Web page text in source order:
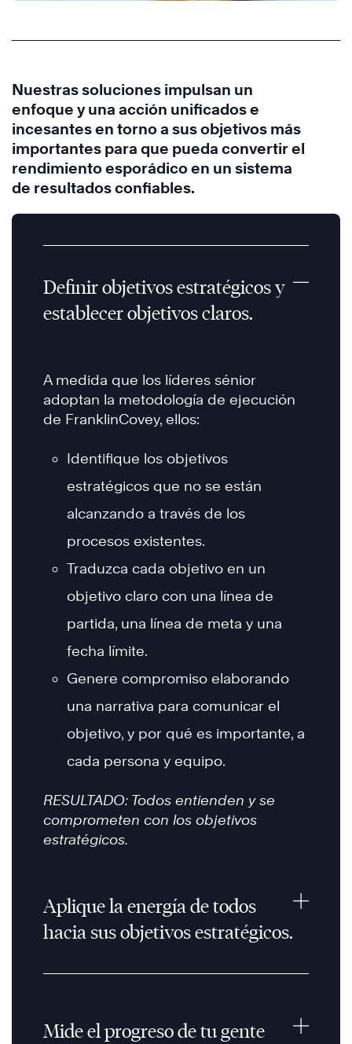
Nuestras soluciones impulsan un
enfoque y una acción unificados e
incesantes en torno a sus objetivos más
importantes para que pueda convertir el
rendimiento esporádico en un sistema
de resultados confiables.
Definir objetivos estratégicos y
establecer objetivos claros.
A medida que los líderes sénior
adoptan la metodología de ejecución
de FranklinCovey, ellos:
Identifique los objetivos
estratégicos que no se están
alcanzando a través de los
procesos existentes.
Traduzca cada objetivo en un
objetivo claro con una línea de
partida, una línea de meta y una
fecha límite.
Genere compromiso elaborando
una narrativa para comunicar el
objetivo, y por qué es importante, a
cada persona y equipo.
RESULTADO: Todos entienden y se
comprometen con los objetivos
estratégicos.
Aplique la energía de todos
hacia sus objetivos estratégicos.
Mide el progreso de tu gente